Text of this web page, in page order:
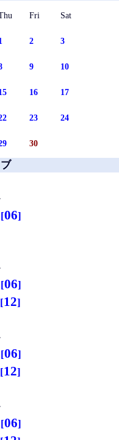
Fri Sat
2 3
9 10
16 17
23 24
30
06
06
12
06
12
06